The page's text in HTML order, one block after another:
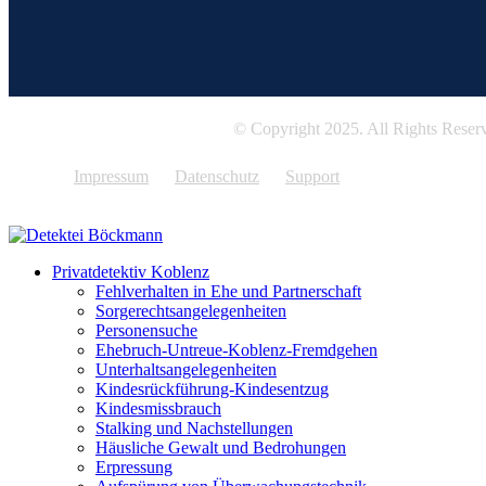
© Copyright 2025. All Rights
Impressum Datenschutz Support
Privatdetektiv Koblenz
Fehlverhalten in Ehe und Partnerschaft
Sorgerechtsangelegenheiten
Personensuche
Ehebruch-Untreue-Koblenz-Fremdgehen
Unterhaltsangelegenheiten
Kindesrückführung-Kindesentzug
Kindesmissbrauch
Stalking und Nachstellungen
Häusliche Gewalt und Bedrohungen
Erpressung